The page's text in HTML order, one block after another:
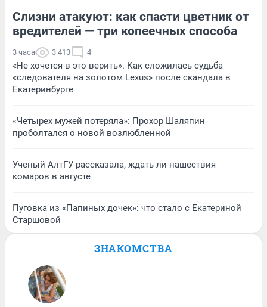
Слизни атакуют: как спасти цветник от
вредителей — три копеечных способа
3 часа 3 413 4
«Не хочется в это верить». Как сложилась судьба
«следователя на золотом Lexus» после скандала в
Екатеринбурге
«Четырех мужей потеряла»: Прохор Шаляпин
проболтался о новой возлюбленной
Ученый АлтГУ рассказала, ждать ли нашествия
комаров в августе
Пуговка из «Папиных дочек»: что стало с Екатериной
Старшовой
ЗНАКОМСТВА